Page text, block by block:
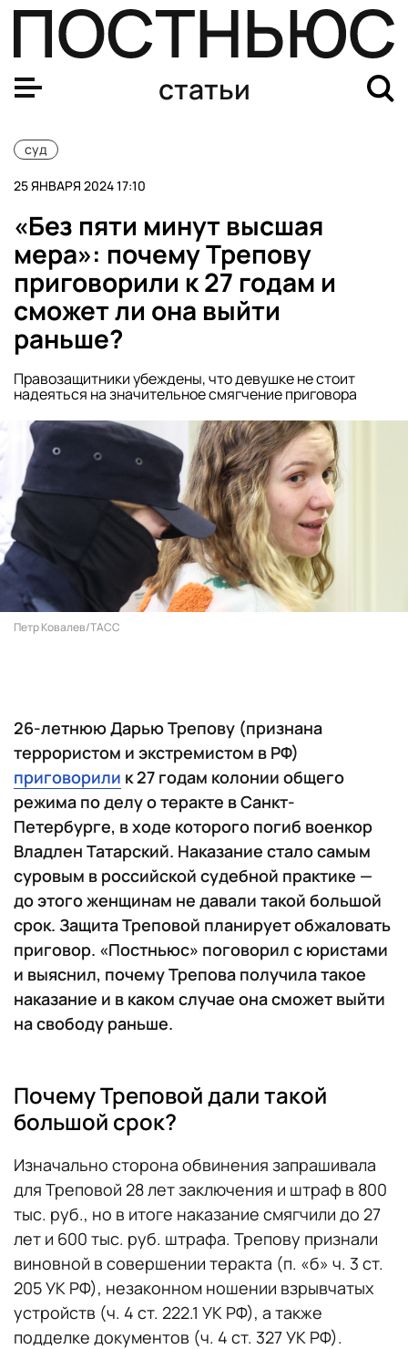
статьи
суд
25 ЯНВАРЯ 2024 17:10
«Без пяти минут высшая
мера»: почему Трепову
приговорили к 27 годам и
сможет ли она выйти
раньше?
Правозащитники убеждены, что девушке не стоит
надеяться на значительное смягчение приговора
Петр Ковалев/ТАСС
26-летнюю Дарью Трепову (признана
террористом и экстремистом в РФ)
приговорили к 27 годам колонии общего
режима по делу о теракте в Санкт-
Петербурге, в ходе которого погиб военкор
Владлен Татарский. Наказание стало самым
суровым в российской судебной практике —
до этого женщинам не давали такой большой
срок. Защита Треповой планирует обжаловать
приговор. «Постньюс» поговорил с юристами
и выяснил, почему Трепова получила такое
наказание и в каком случае она сможет выйти
на свободу раньше.
Почему Треповой дали такой
большой срок?
Изначально сторона обвинения запрашивала
для Треповой 28 лет заключения и штраф в 800
тыс. руб., но в итоге наказание смягчили до 27
лет и 600 тыс. руб. штрафа. Трепову признали
виновной в совершении теракта (п. «б» ч. 3 ст.
205 УК РФ), незаконном ношении взрывчатых
устройств (ч. 4 ст. 222.1 УК РФ), а также
подделке документов (ч. 4 ст. 327 УК РФ).
Певец Шарлот: кто это такой, почему ему дали 5,5